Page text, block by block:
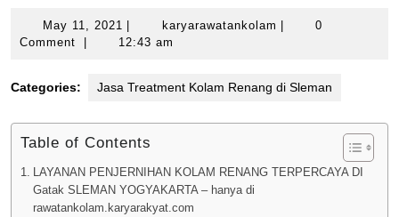
May 11, 2021 May
11,
karyarawatankolam karyarawatankolam
0
Comment
12:43 am
Categories: Jasa Treatment Kolam Renang di Sleman
Table of Contents
LAYANAN PENJERNIHAN KOLAM RENANG TERPERCAYA DI
Gatak SLEMAN YOGYAKARTA – hanya di
rawatankolam.karyarakyat.com